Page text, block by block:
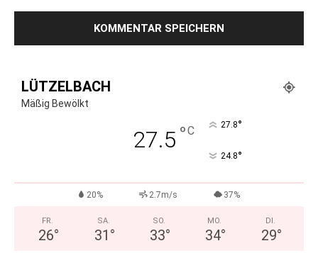
LÜTZELBACH
Mäßig Bewölkt
27.5 °C 27.8°
24.8°
20% 2.7m/s 37%
FR.
26°
SA.
31 °
SO.
33°
MO.
34°
DI.
29°